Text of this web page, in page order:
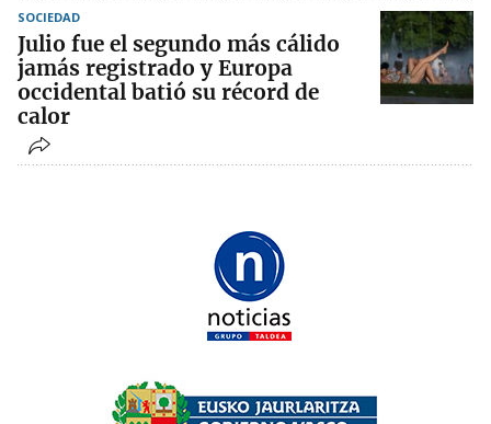
SOCIEDAD
Julio fue el segundo más cálido
jamás registrado y Europa
occidental batió su récord de
calor